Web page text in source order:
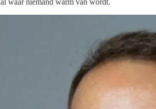
waar niemand warm van wordt.